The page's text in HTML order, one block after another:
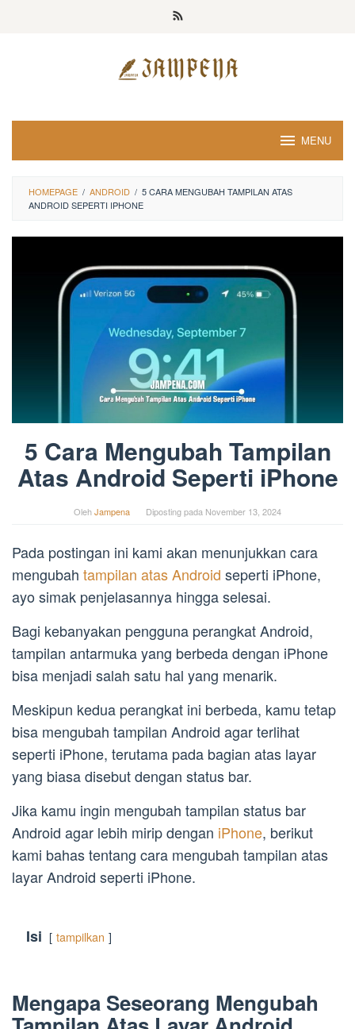
MENU
HOMEPAGE / ANDROID / 5 CARA MENGUBAH TAMPILAN ATAS
ANDROID SEPERTI IPHONE
5 Cara Mengubah Tampilan
Atas Android Seperti iPhone
OlehJampena Diposting pada November 13, 2024
Pada postingan ini kami akan menunjukkan cara
mengubah tampilan atas Android seperti iPhone,
ayo simak penjelasannya hingga selesai.
Bagi kebanyakan pengguna perangkat Android,
tampilan antarmuka yang berbeda dengan iPhone
bisa menjadi salah satu hal yang menarik.
Meskipun kedua perangkat ini berbeda, kamu tetap
bisa mengubah tampilan Android agar terlihat
seperti iPhone, terutama pada bagian atas layar
yang biasa disebut dengan status bar.
Jika kamu ingin mengubah tampilan status bar
Android agar lebih mirip dengan iPhone, berikut
kami bahas tentang cara mengubah tampilan atas
layar Android seperti iPhone.
Isi tampilkan
Mengapa Seseorang Mengubah